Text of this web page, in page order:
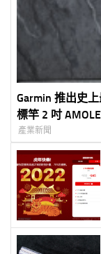
Garmin 推出史
標竿 2 吋
全能機能一次到位
產業新聞